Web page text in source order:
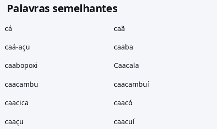
Palavras semelhantes
cá caã
caá-açu caaba
caabopoxi Caacala
caacambu caacambuí
caacica caacó
caaçu caacuí